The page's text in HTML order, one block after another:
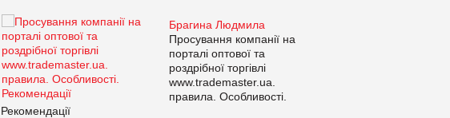
Брагина Людмила
Просування компанії на
порталі оптової та
роздрібної торгівлі
www.trademaster.ua.
правила. Особливості.
Рекомендації